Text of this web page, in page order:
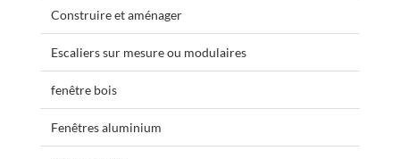
Construire et aménager
Escaliers sur mesure ou modulaires
fenêtre bois
Fenêtres aluminium